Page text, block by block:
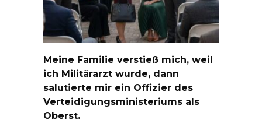
Meine Familie verstieß mich, weil
ich Militärarzt wurde, dann
salutierte mir ein Offizier des
Verteidigungsministeriums als
Oberst.